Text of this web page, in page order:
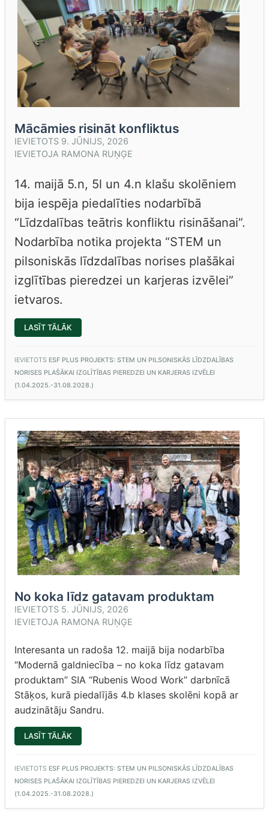
Mācāmies risināt konfliktus
IEVIETOTS 9. JŪNIJS, 2026
IEVIETOJA RAMONA RUŅĢE
14. maijā 5.n, 5l un 4.n klašu skolēniem
bija iespēja piedalīties nodarbībā
“Līdzdalības teātris konfliktu risināšanai”.
Nodarbība notika projekta “STEM un
pilsoniskās līdzdalības norises plašākai
izglītības pieredzei un karjeras izvēlei”
ietvaros.
LASĪT TĀLĀK
RISINĀT
IEVIETOTS ESF PLUS PROJEKTS: STEM UN PILSONISKĀS LĪDZDALĪBAS
NORISES PLAŠĀKAI IZGLĪTĪBAS PIEREDZEI UN KARJERAS IZVĒLEI
(1.04.2025.-31.08.2028.)
No koka līdz gatavam produktam
IEVIETOTS 5. JŪNIJS, 2026
IEVIETOJA RAMONA RUŅĢE
Interesanta un radoša 12. maijā bija nodarbība
“Modernā galdniecība – no koka līdz gatavam
produktam” SIA “Rubenis Wood Work” darbnīcā
Stāķos, kurā piedalījās 4.b klases skolēni kopā ar
audzinātāju Sandru.
LASĪT TĀLĀK
KOKA
PRODUKTAM”
IEVIETOTS ESF PLUS PROJEKTS: STEM UN PILSONISKĀS LĪDZDALĪBAS
NORISES PLAŠĀKAI IZGLĪTĪBAS PIEREDZEI UN KARJERAS IZVĒLEI
(1.04.2025.-31.08.2028.)